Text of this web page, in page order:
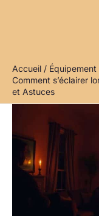
Accueil
Comment s’éclairer
et Astuces